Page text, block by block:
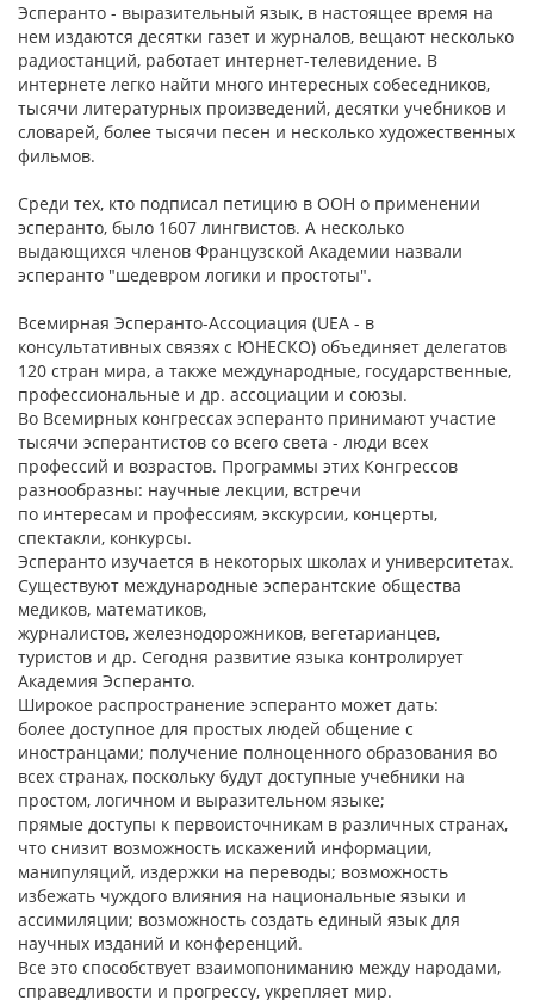
Эсперанто - выразительный язык, в настоящее время на
нем издаются десятки газет и журналов, вещают несколько
радиостанций, работает интернет-телевидение. В
интернете легко найти много интересных собеседников,
тысячи литературных произведений, десятки учебников и
словарей, более тысячи песен и несколько художественных
фильмов.
Среди тех, кто подписал петицию в ООН о применении
эсперанто, было 1607 лингвистов. А несколько
выдающихся членов Французской Академии назвали
эсперанто "шедевром логики и простоты".
Всемирная Эсперанто-Ассоциация (UEA - в
консультативных связях с ЮНЕСКО) объединяет делегатов
120 стран мира, а также международные, государственные,
профессиональные и др. ассоциации и союзы.
Во Всемирных конгрессах эсперанто принимают участие
тысячи эсперантистов со всего света - люди всех
профессий и возрастов. Программы этих Конгрессов
разнообразны: научные лекции, встречи
по интересам и профессиям, экскурсии, концерты,
спектакли, конкурсы.
Эсперанто изучается в некоторых школах и университетах.
Существуют международные эсперантские общества
медиков, математиков,
журналистов, железнодорожников, вегетарианцев,
туристов и др. Cегодня развитие языка контролирует
Академия Эсперанто.
Широкое распространение эсперанто может дать:
более доступное для простых людей общение с
иностранцами; получение полноценного образования во
всех странах, поскольку будут доступные учебники на
простом, логичном и выразительном языке;
прямые доступы к первоисточникам в различных странах,
что снизит возможность искажений информации,
манипуляций, издержки на переводы; возможность
избежать чуждого влияния на национальные языки и
ассимиляции; возможность создать единый язык для
научных изданий и конференций.
Все это способствует взаимопониманию между народами,
справедливости и прогрессу, укрепляет мир.